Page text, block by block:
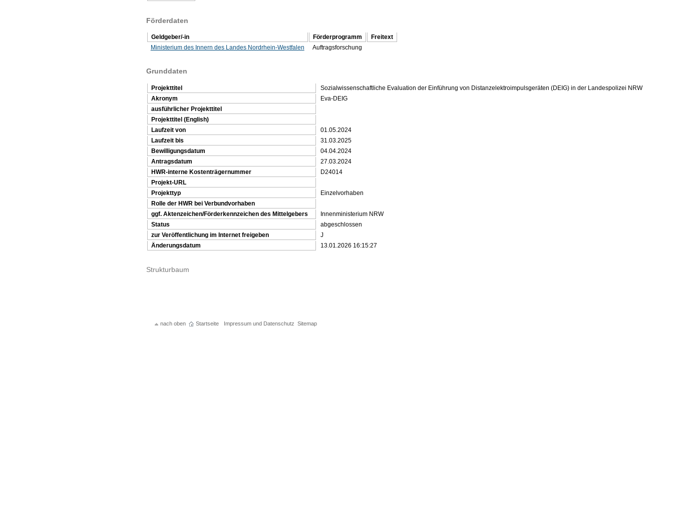
Förderdaten
Geldgeber/-in Förderprogramm
Freitext
Ministerium des Innern des Landes Nordrhein-Westfalen
Auftragsforschung
Grunddaten
Projekttitel
Sozialwissenschaftliche Evaluation der Einführung von Distanzelektroimpulsgeräten (DEIG) in der Landespolizei NRW
Akronym
Eva-DEIG
ausführlicher Projekttitel
Projekttitel (English)
Laufzeit von
01.05.2024
Laufzeit bis
31.03.2025
Bewilligungsdatum
04.04.2024
Antragsdatum
27.03.2024
HWR-interne Kostenträgernummer
D24014
Projekt-URL
Projekttyp
Einzelvorhaben
Rolle der HWR bei Verbundvorhaben
ggf. Aktenzeichen/Förderkennzeichen des Mittelgebers
Innenministerium NRW
Status
abgeschlossen
zur Veröffentlichung im Internet freigeben
J
Änderungsdatum
13.01.2026 16:15:27
Strukturbaum
nach oben Startseite Impressum und Datenschutz Sitemap